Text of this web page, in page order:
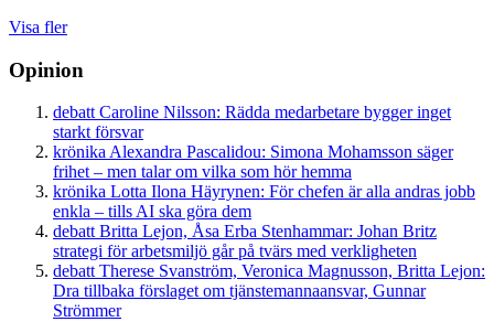
Visa fler
Opinion
debatt Caroline Nilsson: Rädda medarbetare bygger inget
starkt försvar
krönika Alexandra Pascalidou: Simona Mohamsson säger
frihet – men talar om vilka som hör hemma
krönika Lotta Ilona Häyrynen: För chefen är alla andras jobb
enkla – tills AI ska göra dem
debatt Britta Lejon, Åsa Erba Stenhammar: Johan Britz
strategi för arbetsmiljö går på tvärs med verkligheten
debatt Therese Svanström, Veronica Magnusson, Britta Lejon:
Dra tillbaka förslaget om tjänstemannaansvar, Gunnar
Strömmer